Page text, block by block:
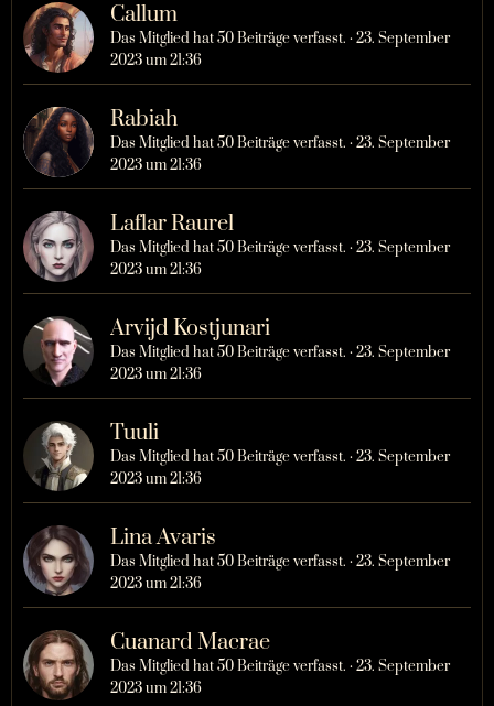
Callum
Das Mitglied hat 50 Beiträge verfasst.
23. September
2023 um 21:36
Rabiah
Das Mitglied hat 50 Beiträge verfasst.
23. September
2023 um 21:36
Laflar Raurel
Das Mitglied hat 50 Beiträge verfasst.
23. September
2023 um 21:36
Arvijd Kostjunari
Das Mitglied hat 50 Beiträge verfasst.
23. September
2023 um 21:36
Tuuli
Das Mitglied hat 50 Beiträge verfasst.
23. September
2023 um 21:36
Lina Avaris
Das Mitglied hat 50 Beiträge verfasst.
23. September
2023 um 21:36
Cuanard Macrae
Das Mitglied hat 50 Beiträge verfasst.
23. September
2023 um 21:36